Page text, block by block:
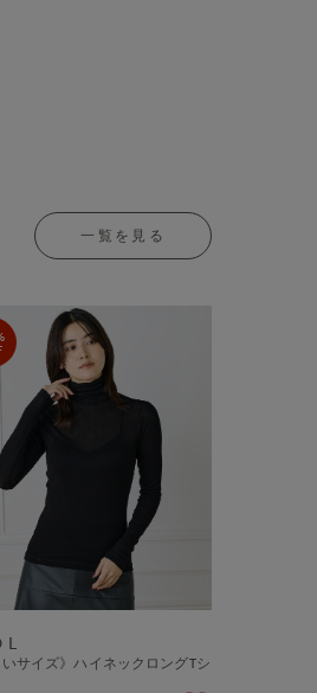
一覧を見る
L
いサイズ》ハイネックロングTシ